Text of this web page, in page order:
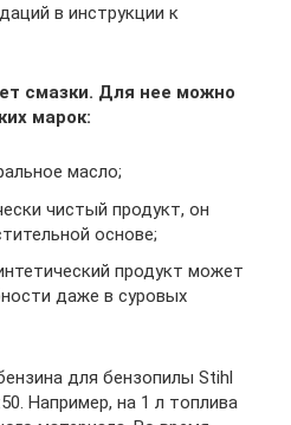
в инструкции к
смазки. Для нее можно
марок:
масло;
чистый продукт, он
основе;
продукт может
даже в суровых
для бензопилы Stihl
Например, на 1 л топлива